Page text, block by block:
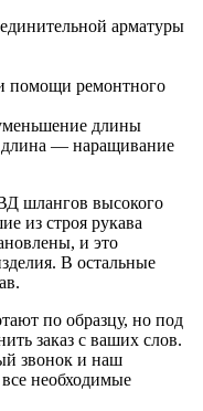
арматуры
помощи ремонтного
длины
длина — наращивание
шлангов высокого
из строя рукава
и это
В остальные
по образцу, но под
заказ с ваших слов.
звонок и наш
необходимые